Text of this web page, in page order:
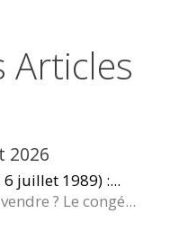
Articles
2026
juillet 1989) :...
? Le congé...